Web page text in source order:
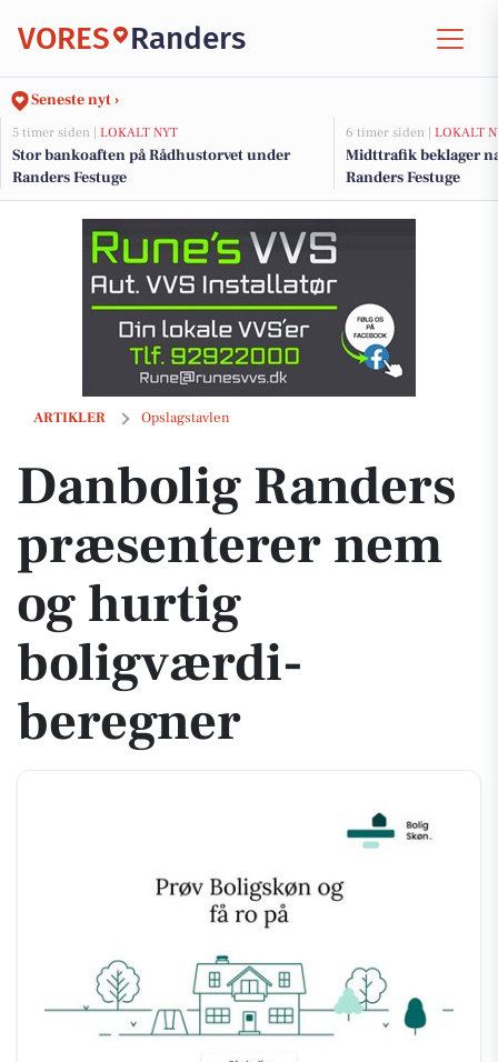
VORES Randers
Seneste nyt ›
5 timer siden | LOKALT NYT
Stor bankoaften på Rådhustorvet under
Randers Festuge
6 timer siden | LOKALT
Midttrafik beklager
Randers Festuge
ARTIKLER Opslagstavlen
Danbolig Randers præsenterer nem og hurtig boligværdi-beregner
Danbolig Randers
præsenterer nem
og hurtig
boligværdi-
beregner